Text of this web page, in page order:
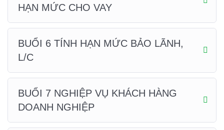
HẠN MỨC CHO VAY
BUỔI 6 TÍNH HẠN MỨC BẢO LÃNH,
L/C
BUỔI 7 NGHIỆP VỤ KHÁCH HÀNG
DOANH NGHIỆP